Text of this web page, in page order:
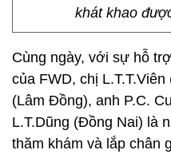
khát khao
Cùng ngày, với sự hỗ
của FWD, chị
(Lâm Đồng), anh P.C.
L.T.Dũng (Đồng Nai) là
thăm khám và lắp chân